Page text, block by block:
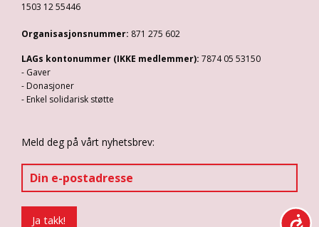
1503 12 55446
Organisasjonsnummer: 871 275 602
LAGs kontonummer (IKKE medlemmer): 7874 05 53150
- Gaver
- Donasjoner
- Enkel solidarisk støtte
Meld deg på vårt nyhetsbrev: